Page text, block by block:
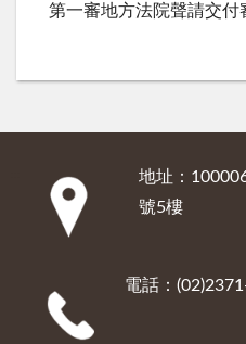
第一審地方法院聲請交付
地址：
號5樓
電話：